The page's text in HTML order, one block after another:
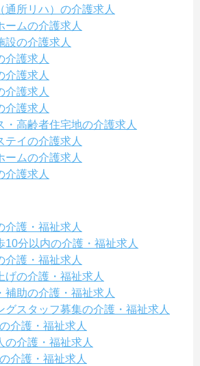
通所リハ）の介護求人
ームの介護求人
設の介護求人
介護求人
介護求人
介護求人
介護求人
・高齢者住宅地の介護求人
テイの介護求人
ームの介護求人
介護求人
介護・福祉求人
10分以内の介護・福祉求人
介護・福祉求人
げの介護・福祉求人
補助の介護・福祉求人
グスタッフ募集の介護・福祉求人
介護・福祉求人
の介護・福祉求人
介護・福祉求人